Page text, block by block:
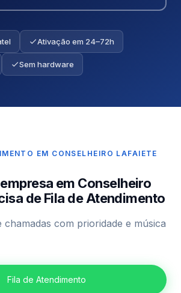
Ativação em 24–72h
Sem hardware
EM CONSELHEIRO LAFAIETE
em Conselheiro
de Fila de Atendimento
chamadas com prioridade e música
Fila de Atendimento